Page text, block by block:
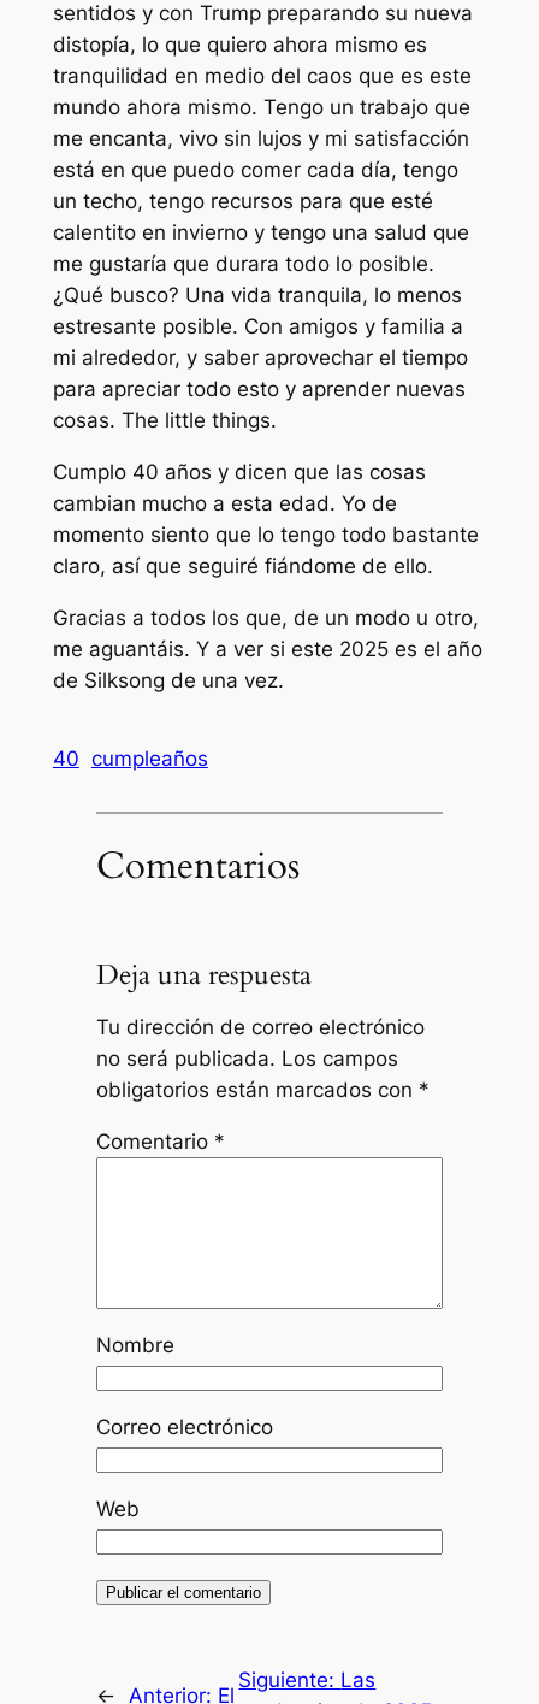
sentidos y con Trump preparando su nueva
distopía, lo que quiero ahora mismo es
tranquilidad en medio del caos que es este
mundo ahora mismo. Tengo un trabajo que
me encanta, vivo sin lujos y mi satisfacción
está en que puedo comer cada día, tengo
un techo, tengo recursos para que esté
calentito en invierno y tengo una salud que
me gustaría que durara todo lo posible.
¿Qué busco? Una vida tranquila, lo menos
estresante posible. Con amigos y familia a
mi alrededor, y saber aprovechar el tiempo
para apreciar todo esto y aprender nuevas
cosas. The little things.
Cumplo 40 años y dicen que las cosas
cambian mucho a esta edad. Yo de
momento siento que lo tengo todo bastante
claro, así que seguiré fiándome de ello.
Gracias a todos los que, de un modo u otro,
me aguantáis. Y a ver si este 2025 es el año
de Silksong de una vez.
40 cumpleaños
Comentarios
Deja una respuesta
Tu dirección de correo electrónico
no será publicada. Los campos
obligatorios están marcados con *
Comentario *
Nombre
Correo electrónico
Web
← Anterior: El
Siguiente: Las